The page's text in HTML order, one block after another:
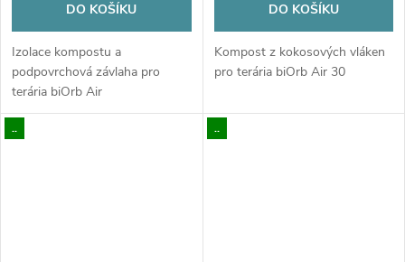
DO KOŠÍKU
Izolace kompostu a
podpovrchová závlaha pro
terária biOrb Air
DO KOŠÍKU
Kompost z kokosových vláken
pro terária biOrb Air 30
.. ..